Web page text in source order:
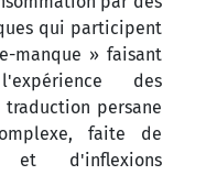
qui participent
manque » faisant
des
traduction persane
faite de
et d'inflexions